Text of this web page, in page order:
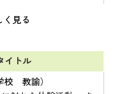
く見る
イトル
校 教諭）